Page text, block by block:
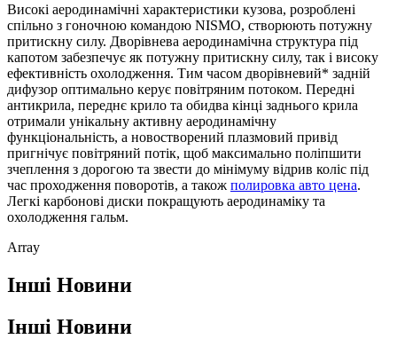
Високі аеродинамічні характеристики кузова, розроблені
спільно з гоночною командою NISMO, створюють потужну
притискну силу. Дворівнева аеродинамічна структура під
капотом забезпечує як потужну притискну силу, так і високу
ефективність охолодження. Тим часом дворівневий* задній
дифузор оптимально керує повітряним потоком. Передні
антикрила, переднє крило та обидва кінці заднього крила
отримали унікальну активну аеродинамічну
функціональність, а новостворений плазмовий привід
пригнічує повітряний потік, щоб максимально поліпшити
зчеплення з дорогою та звести до мінімуму відрив коліс під
час проходження поворотів, а також полировка авто цена.
Легкі карбонові диски покращують аеродинаміку та
охолодження гальм.
Array
Інші Новини
Інші Новини